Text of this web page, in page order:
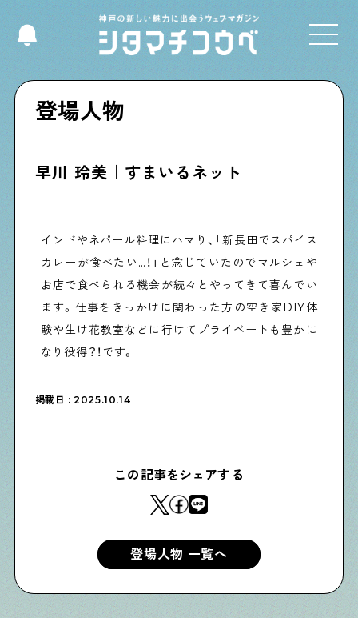
Select Language ▼
Shitamachi NUDIE
今夜、下町で
下町の飲み歩き日記です
下町くらし不動産
下町の店≒家
下町ならではの家みたいな店を紹介する記事です
ぶらり、下町
登場人物
早川 玲美｜すまいるネット
インドやネパール料理にハマり、「新長田でスパイス
カレーが食べたい…！」と念じていたのでマルシェや
お店で食べられる機会が続々とやってきて喜んでい
ます。仕事をきっかけに関わった方の空き家DIY体
験や生け花教室などに行けてプライベートも豊かに
なり役得？！です。
掲載日 : 2025.10.14
この記事をシェアする
登場人物 一覧へ